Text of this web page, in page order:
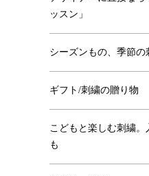
ッスン」
シーズンもの、季節の
ギフト/刺繍の贈り物
こどもと楽しむ刺繍。
も